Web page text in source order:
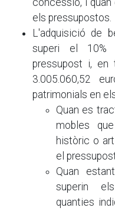
concessió, i
els pressupostos.
L'adquisició de
superi el 10%
pressupost i, en
3.005.060,52
patrimonials en
Quan es
mobles
històric o
el
Quan
superin
quanties